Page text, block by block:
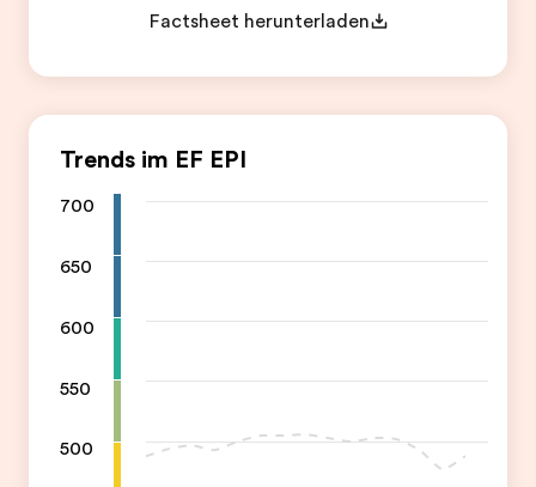
Factsheet herunterladen
Trends im EF EPI
700
650
600
550
500